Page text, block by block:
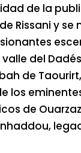
de la
Rissani y se
del
de
los
de